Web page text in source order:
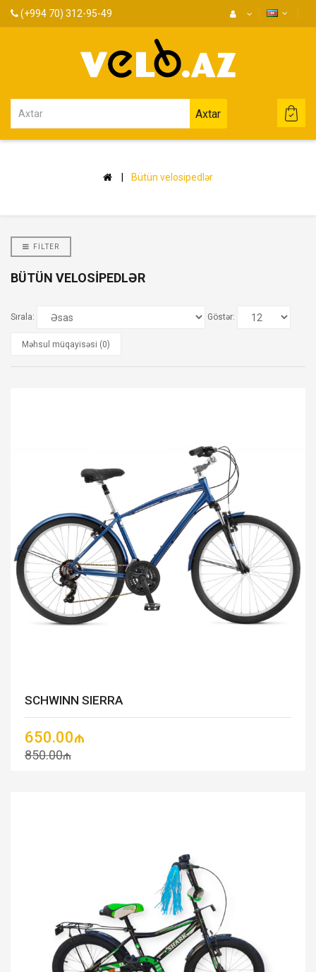
(+994 70) 312-95-49
Axtar
Bütün velosipedlər
FILTER
BÜTÜN VELOSIPEDLƏR
Sırala: Göstər:
Məhsul müqayisəsi (0)
SCHWINN SIERRA
650.00₼
850.00₼